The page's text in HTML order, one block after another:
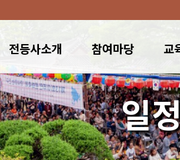
전등사소개 참여마당 교
일